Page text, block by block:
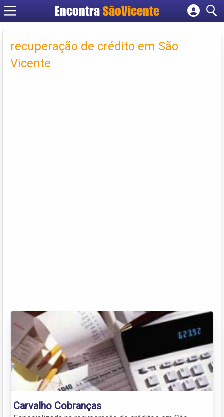
Encontra SãoVicente
Cadastrar empresa
Criar conta
recuperação de crédito em São
Vicente
Carvalho Cobranças